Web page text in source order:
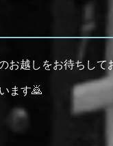
お越しをお待ちして
ます🙇